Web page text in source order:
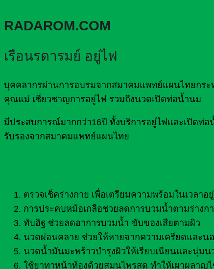
RADAROM.COM
เรือนรดารมย์ อยู่ไฟ
บุคคลากรผ่านการอบรมจากสมาคมแพทย์แผนไทยกร
คุณแม่ เชี่ยวชาญการอยู่ไฟ รวมถึงนวดเปิดท่อน้ำนม
มีประสบการณ์มากกว่า16ปี ทั้งบริการอยู่ไฟและเปิดท่
รับรองจากสมาคมแพทย์แผนไทย
ตรวจเช็คร่างกาย เพื่อเตรียมความพร้อมในเวลาอ
การประคบหม้อเกลือช่วยลดการบวมน้ำตามร่างก
ทับอิฐ ช่วยลดอาการบวมน้ำ ขับของเสียตามผิว
นวดผ่อนคลาย ช่วยให้หายจากความเครียดและ
นวดน้ำมันมะพร้าวบำรุงผิวให้เรียบเนียนและนุ่มน
ใช้ยาทาหน้าท้องด้วยสมุนไพรสด ทำให้เผาผลาญ